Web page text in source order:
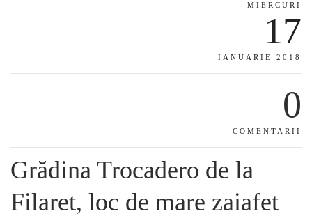
MIERCURI
17
IANUARIE 2018
0
COMENTARII
Grădina Trocadero de la
Filaret, loc de mare zaiafet